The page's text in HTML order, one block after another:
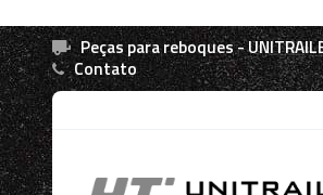
Peças para reboques -
Contato